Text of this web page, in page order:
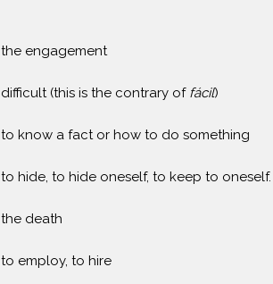
the engagement
difficult (this is the contrary of fácil)
to know a fact or how to do something
to hide, to hide oneself, to keep to oneself.
the death
to employ, to hire